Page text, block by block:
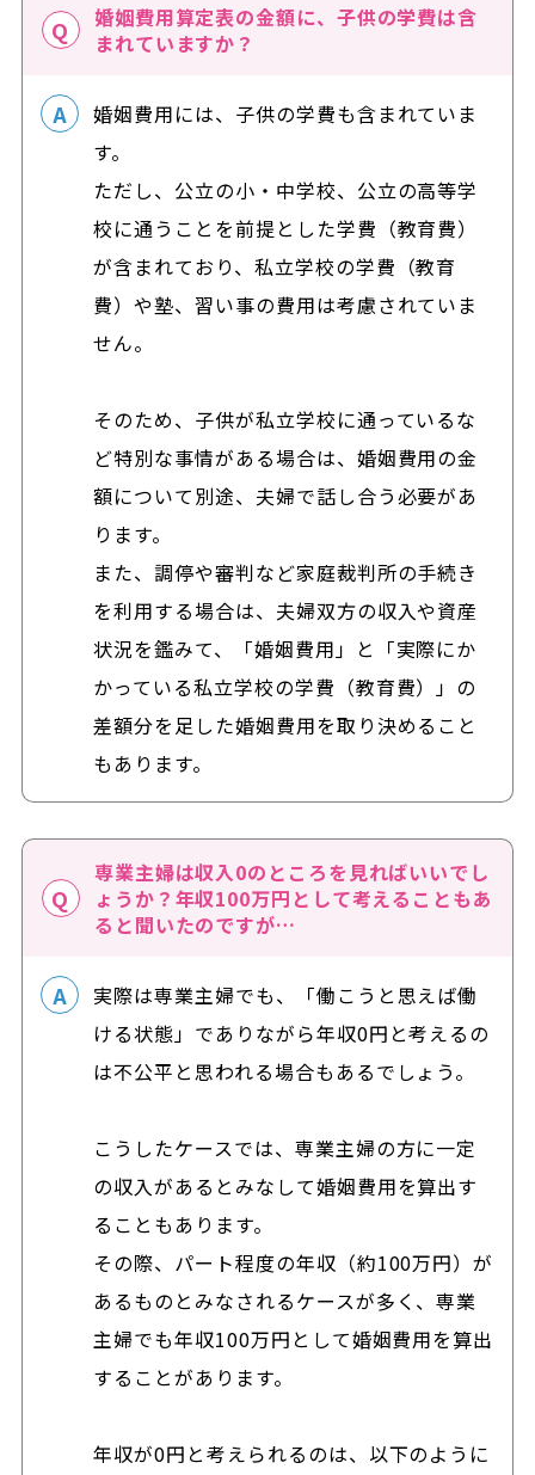
婚姻費用算定表の金額に、子供の学費は含
まれていますか？
婚姻費用には、子供の学費も含まれていま
す。
ただし、公立の小・中学校、公立の高等学
校に通うことを前提とした学費（教育費）
が含まれており、私立学校の学費（教育
費）や塾、習い事の費用は考慮されていま
せん。
そのため、子供が私立学校に通っているな
ど特別な事情がある場合は、婚姻費用の金
額について別途、夫婦で話し合う必要があ
ります。
また、調停や審判など家庭裁判所の手続き
を利用する場合は、夫婦双方の収入や資産
状況を鑑みて、「婚姻費用」と「実際にか
かっている私立学校の学費（教育費）」の
差額分を足した婚姻費用を取り決めること
もあります。
専業主婦は収入0のところを見ればいいでし
ょうか？年収100万円として考えることもあ
ると聞いたのですが…
実際は専業主婦でも、「働こうと思えば働
ける状態」でありながら年収0円と考えるの
は不公平と思われる場合もあるでしょう。
こうしたケースでは、専業主婦の方に一定
の収入があるとみなして婚姻費用を算出す
ることもあります。
その際、パート程度の年収（約100万円）が
あるものとみなされるケースが多く、専業
主婦でも年収100万円として婚姻費用を算出
することがあります。
年収が0円と考えられるのは、以下のように